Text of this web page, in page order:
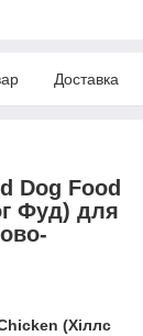
Доставка
Dog Food
Фуд) для
(Хіллс